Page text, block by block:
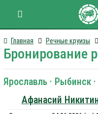
Главная Речные круизы
Бронирование
Ярославль · Рыбинск
Афанасий